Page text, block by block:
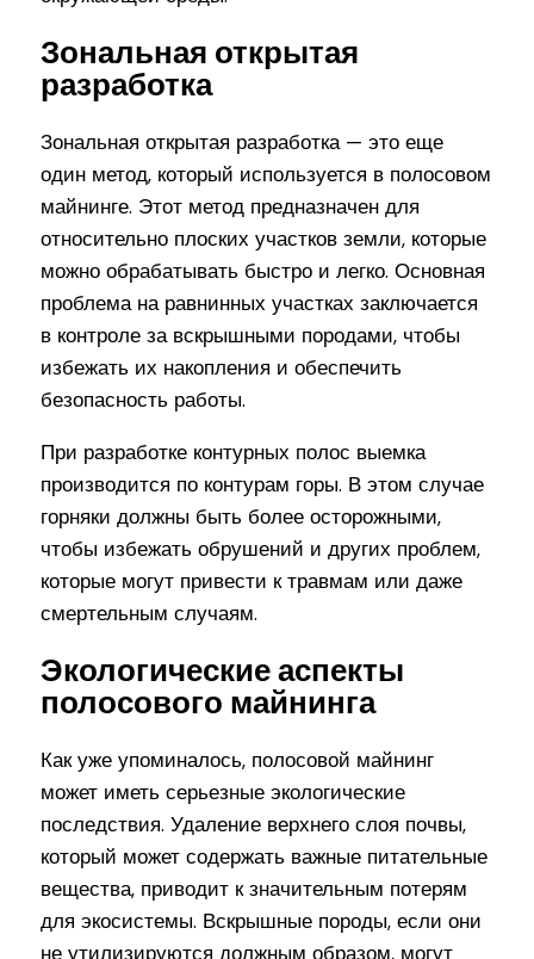
Зональная открытая
разработка
Зональная открытая разработка — это еще
один метод, который используется в полосовом
майнинге. Этот метод предназначен для
относительно плоских участков земли, которые
можно обрабатывать быстро и легко. Основная
проблема на равнинных участках заключается
в контроле за вскрышными породами, чтобы
избежать их накопления и обеспечить
безопасность работы.
При разработке контурных полос выемка
производится по контурам горы. В этом случае
горняки должны быть более осторожными,
чтобы избежать обрушений и других проблем,
которые могут привести к травмам или даже
смертельным случаям.
Экологические аспекты
полосового майнинга
Как уже упоминалось, полосовой майнинг
может иметь серьезные экологические
последствия. Удаление верхнего слоя почвы,
который может содержать важные питательные
вещества, приводит к значительным потерям
для экосистемы. Вскрышные породы, если они
не утилизируются должным образом, могут